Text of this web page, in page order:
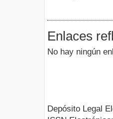
Enlaces
No hay ningún
Depósito Legal